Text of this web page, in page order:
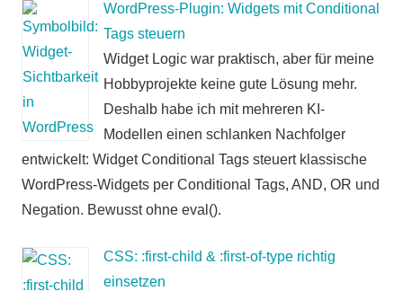
WordPress-Plugin: Widgets mit Conditional
Tags steuern
Widget Logic war praktisch, aber für meine
Hobbyprojekte keine gute Lösung mehr.
Deshalb habe ich mit mehreren KI-
Modellen einen schlanken Nachfolger
entwickelt: Widget Conditional Tags steuert klassische
WordPress-Widgets per Conditional Tags, AND, OR und
Negation. Bewusst ohne eval().
CSS: :first-child & :first-of-type richtig
einsetzen